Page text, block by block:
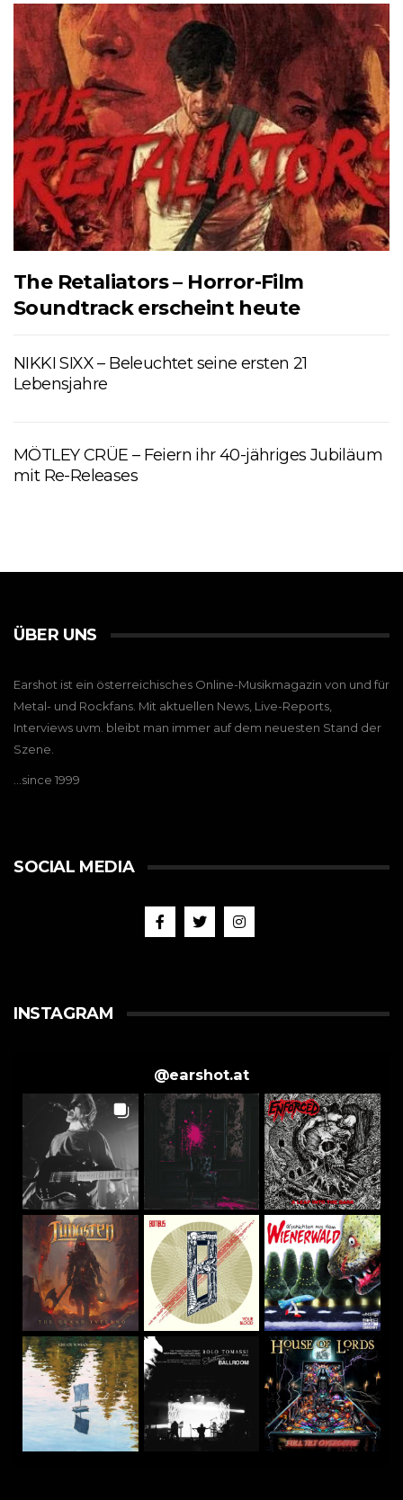
The Retaliators – Horror-Film
Soundtrack erscheint heute
NIKKI SIXX – Beleuchtet seine ersten 21
Lebensjahre
MÖTLEY CRÜE – Feiern ihr 40-jähriges Jubiläum
mit Re-Releases
ÜBER UNS
Earshot ist ein österreichisches Online-Musikmagazin von und für
Metal- und Rockfans. Mit aktuellen News, Live-Reports,
Interviews uvm. bleibt man immer auf dem neuesten Stand der
Szene.
…since 1999
SOCIAL MEDIA
INSTAGRAM
@earshot.at